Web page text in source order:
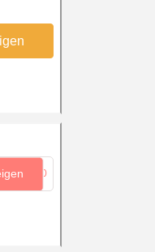
...10